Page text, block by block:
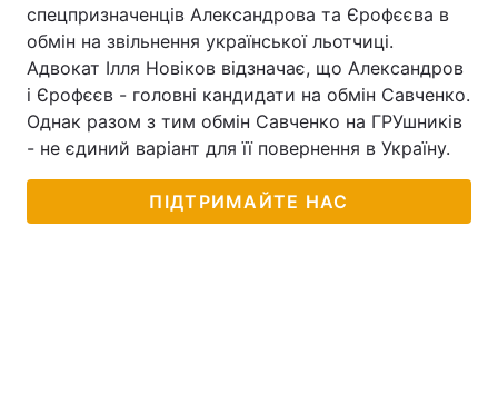
спецпризначенців Александрова та Єрофєєва в
обмін на звільнення української льотчиці.
Адвокат Ілля Новіков відзначає, що Александров
і Єрофєєв - головні кандидати на обмін Савченко.
Однак разом з тим обмін Савченко на ГРУшників
- не єдиний варіант для її повернення в Україну.
ПІДТРИМАЙТЕ НАС